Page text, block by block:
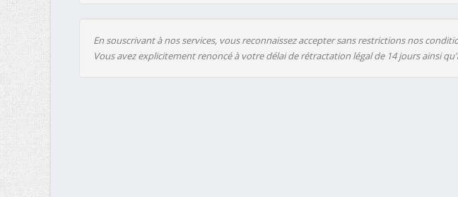
En souscrivant à nos services, vous reconnaissez accepter sans restrictions nos
Vous avez explicitement renoncé à votre délai de rétractation légal de 14 jours ainsi